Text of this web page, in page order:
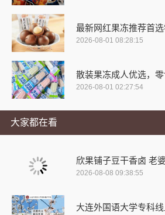
最新网红果冻推荐首
2026-08-01 08:28:15
散装果冻成人优选，
2026-08-01 02:27:54
大家都在看
欣果铺子豆干香卤 老
2026-08-08 09:38:55
大连外国语大学专科